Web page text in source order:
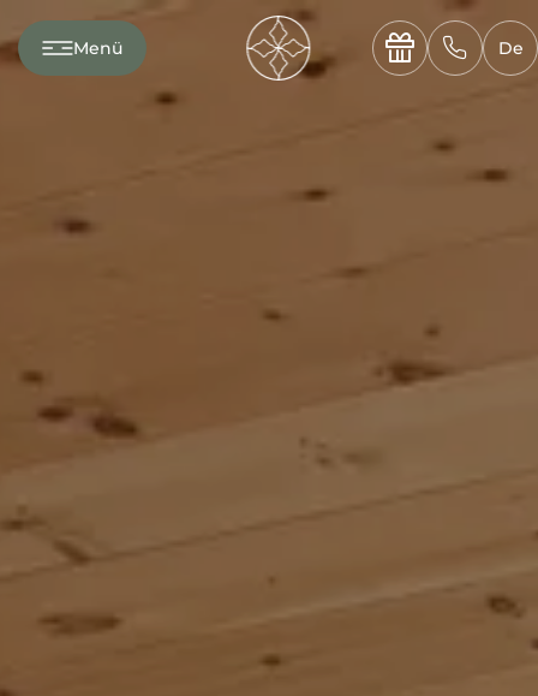
---
---
Menü  ✆ De